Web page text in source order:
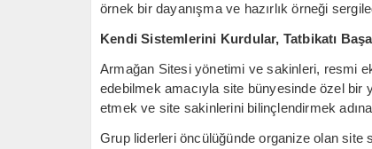
örnek bir dayanışma ve hazırlık örneği
Kendi Sistemlerini Kurdular, Tatbikatı
​Armağan Sitesi yönetimi ve sakinleri, resmi
edebilmek amacıyla site bünyesinde özel
etmek ve site sakinlerini bilinçlendirmek
​Grup liderleri öncülüğünde organize olan site